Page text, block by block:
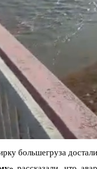
большегруза